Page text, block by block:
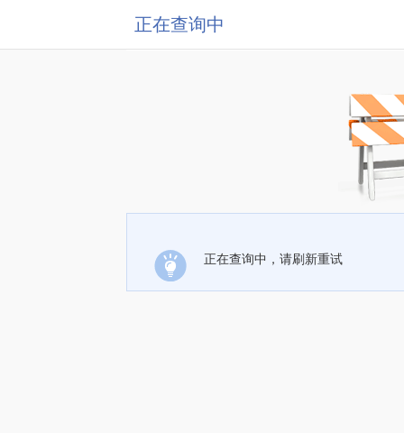
正在查询中
正在查询中，请刷新重试